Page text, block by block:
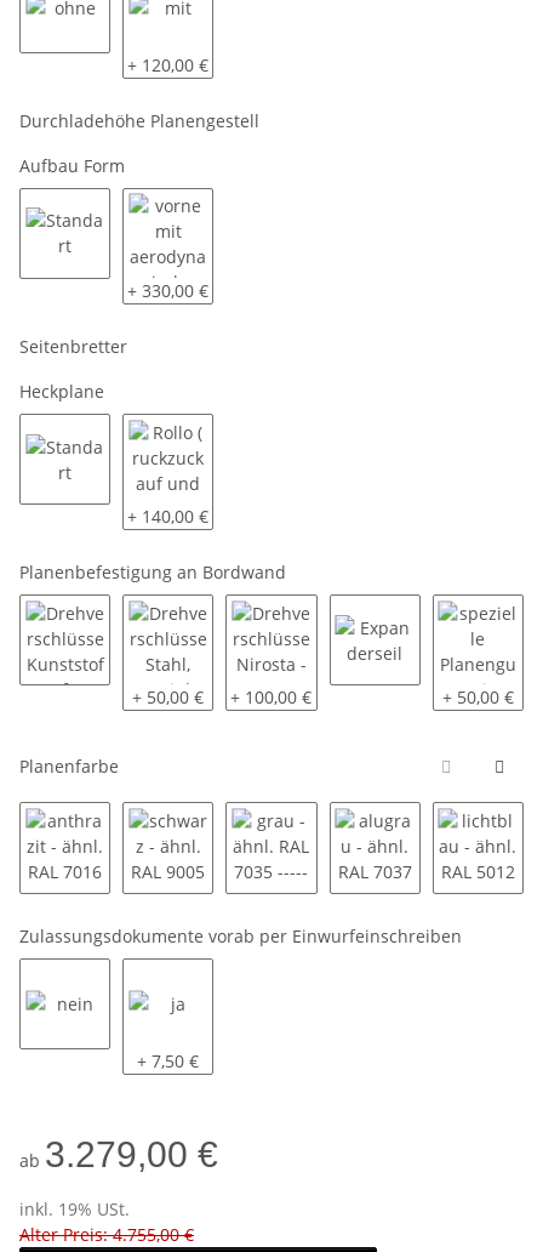
mit
+ 120,00 €
Durchladehöhe Planengestell
Aufbau Form
Standartvorne mit aerodynamischer Schräge
+ 330,00 €
Seitenbretter
Heckplane
StandartRollo ( ruckzuck auf und zu )
+ 140,00 €
Planenbefestigung an Bordwand
Drehverschlüsse Kunststoff
Drehverschlüsse Stahl, verzinkt
+ 50,00 € Drehverschlüsse Nirosta - V2A
+ 100,00 € Expanderseilspezielle
+ 50,00 €
Planenfarbe
Zulassungsdokumente vorab per Einwurfeinschreiben
ja
+ 7,50 €
ab 3.279,00 €
inkl. 19% USt.
Alter Preis: 4.755,00 €